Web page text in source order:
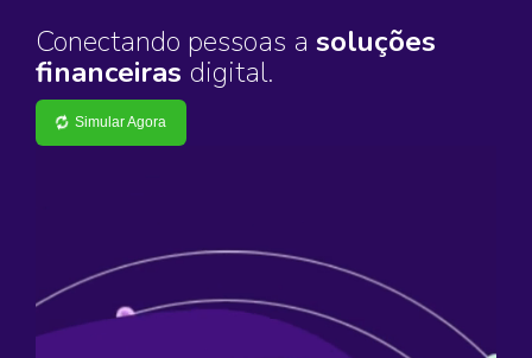
Conectando pessoas a soluções
financeiras digital.
Simular Agora